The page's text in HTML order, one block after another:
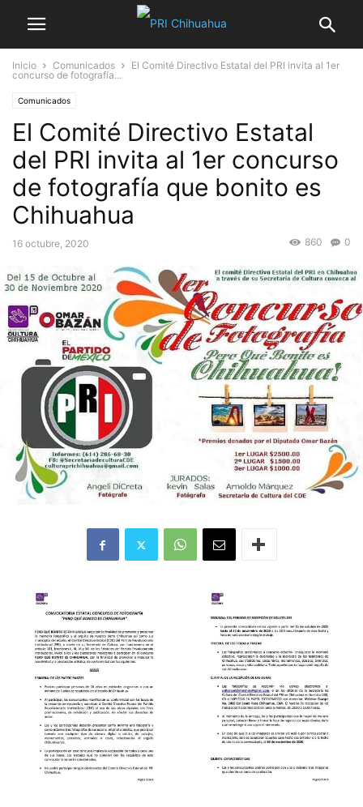
Inicio Comunicados
El Comité Directivo Estatal del PRI invita al 1er
concurso de fotografía...
Comunicados
El Comité Directivo Estatal
del PRI invita al 1er concurso
de fotografía que bonito es
Chihuahua
16 octubre, 2020 0
860